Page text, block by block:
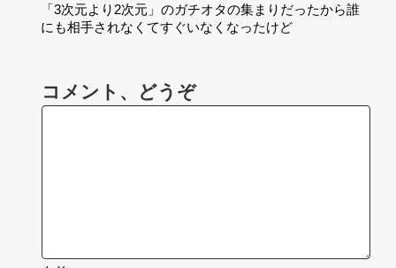
「3次元より2次元」のガチオタの集まりだったから誰
にも相手されなくてすぐいなくなったけど
コメント、どうぞ